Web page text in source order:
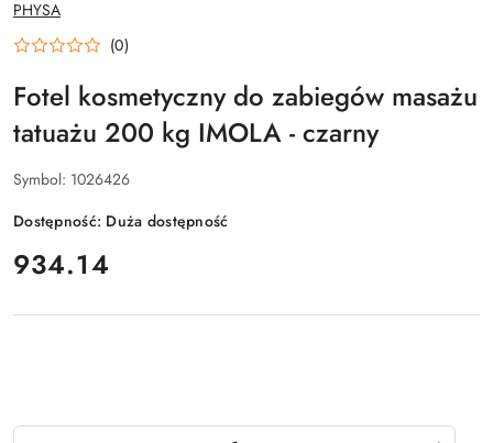
PRODUCENTA:
PHYSA
(0)
Fotel kosmetyczny do zabiegów masażu
tatuażu 200 kg IMOLA - czarny
Symbol: 1026426
Dostępność: Duża dostępność
cena:
934.14